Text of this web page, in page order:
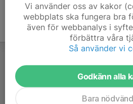
Vi använder oss av kakor
webbplats ska fungera bra
även för webbanalys i
förbättra våra
Så använder vi
Godkänn alla
Bara